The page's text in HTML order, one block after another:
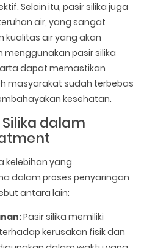
Selain itu, pasir silika juga
air, yang sangat
kualitas air yang akan
menggunakan pasir silika
dapat memastikan
masyarakat sudah terbebas
kesehatan.
dalam
kelebihan yang
dalam proses penyaringan
antara lain:
Pasir silika memiliki
kerusakan fisik dan